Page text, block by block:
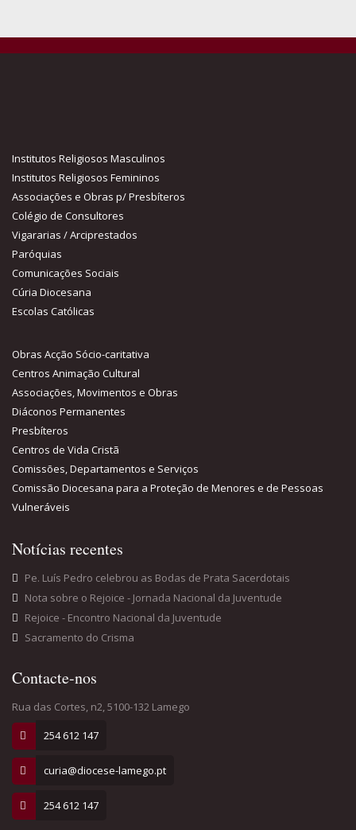
Institutos Religiosos Masculinos
Institutos Religiosos Femininos
Associações e Obras p/ Presbíteros
Colégio de Consultores
Vigararias / Arciprestados
Paróquias
Comunicações Sociais
Cúria Diocesana
Escolas Católicas
Obras Acção Sócio-caritativa
Centros Animação Cultural
Associações, Movimentos e Obras
Diáconos Permanentes
Presbíteros
Centros de Vida Cristã
Comissões, Departamentos e Serviços
Comissão Diocesana para a Proteção de Menores e de Pessoas
Vulneráveis
Notícias recentes
Pe. Luís Pedro celebrou as Bodas de Prata Sacerdotais
Nota sobre o Rejoice - Jornada Nacional da Juventude
Rejoice - Encontro Nacional da Juventude
Sacramento do Crisma
Contacte-nos
Rua das Cortes, n2, 5100-132 Lamego
254 612 147
curia@diocese-lamego.pt
254 612 147